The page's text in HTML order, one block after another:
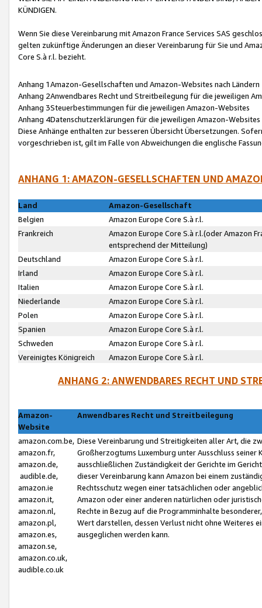
KÜNDIGEN.
Wenn Sie diese Vereinbarung mit Amazon France Services SAS
gelten zukünftige Änderungen an dieser Vereinbarung für Sie und
Core S.à r.l. bezieht.
Anhang 1Amazon-Gesellschaften und Amazon-Websites nach Ländern
Anhang 2Anwendbares Recht und Streitbeilegung für die jeweiligen
Anhang 3Steuerbestimmungen für die jeweiligen Amazon-Websites
Anhang 4Datenschutzerklärungen für die jeweiligen Amazon-Websites
Diese Anhänge enthalten zur besseren Übersicht Übersetzungen.
vorgeschrieben ist, gilt im Falle von Abweichungen die englische
ANHANG 1: AMAZON-GESELLSCHAFTEN UND
Land
Amazon-Gesellschaft
Belgien
Amazon Europe Core S.à r.l.
Frankreich
Amazon Europe Core S.à r.l.(oder Amazon
entsprechend der Mitteilung)
Deutschland
Amazon Europe Core S.à r.l.
Irland
Amazon Europe Core S.à r.l.
Italien
Amazon Europe Core S.à r.l.
Niederlande
Amazon Europe Core S.à r.l.
Polen
Amazon Europe Core S.à r.l.
Spanien
Amazon Europe Core S.à r.l.
Schweden
Amazon Europe Core S.à r.l.
Vereinigtes Königreich
Amazon Europe Core S.à r.l.
ANHANG 2: ANWENDBARES RECHT UND
Amazon-
Website
Anwendbares Recht und Streitbeilegung
amazon.com.be,
amazon.fr,
amazon.de,
audible.de,
amazon.ie
amazon.it,
amazon.nl,
amazon.pl,
amazon.es,
amazon.se,
amazon.co.uk,
audible.co.uk
Diese Vereinbarung und Streitigkeiten aller Art, die
Großherzogtums Luxemburg unter Ausschluss
ausschließlichen Zuständigkeit der Gerichte im
dieser Vereinbarung kann Amazon bei einem
Rechtsschutz wegen einer tatsächlichen oder
Amazon oder einer anderen natürlichen oder
Rechte in Bezug auf die Programminhalte
Wert darstellen, dessen Verlust nicht ohne Weiteres
ausgeglichen werden kann.